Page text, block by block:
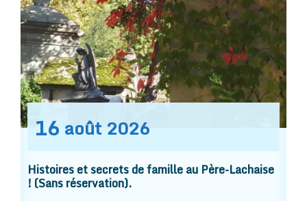
16 août 2026
Histoires et secrets de famille au Père-Lachaise
! (Sans réservation).